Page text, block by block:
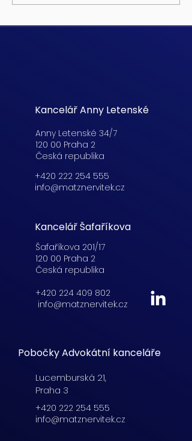
Kancelář Anny Letenské
Anny Letenské 34/7
120 00 Praha 2
Česká republika
+420 222 254 555
info@matznervitek.cz
Kancelář Šafaříkova
Šafaříkova 201/17
120 00 Praha 2
Česká republika
+420 224 409 802
info@matznervitek.cz
Pobočky Advokátní kanceláře
Lucemburská 21,
Praha 3
+420 222 254 555
info@matznervitek.cz